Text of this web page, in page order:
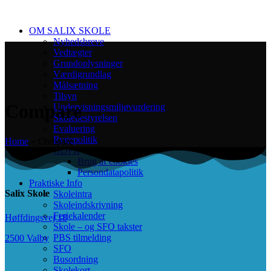
OM SALIX SKOLE
Nyhedsbreve
Vedtægter
Grundoplysninger
Værdigrundlag
Målsætning
Tilsyn
Undervisningsmiljøvurdering
Skolebestyrelsen
Evaluering
Rygepolitik
GDPR
Brug af cookies
Persondatapolitik
Praktiske Info
Skoleintra
Skoleindskrivning
Feriekalender
Skole – og SFO takster
PBS tilmelding
SFO
Busordning
Compare
Home Compare
Salix Skole
Høffdingsvej 18
2500 Valby